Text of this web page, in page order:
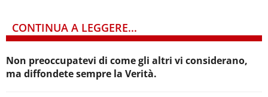
CONTINUA A LEGGERE...
Non preoccupatevi di come gli altri vi considerano,
ma diffondete sempre la Verità.